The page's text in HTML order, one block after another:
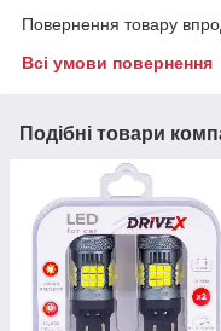
Повернення товару
Всі умови повернення
Подібні товари